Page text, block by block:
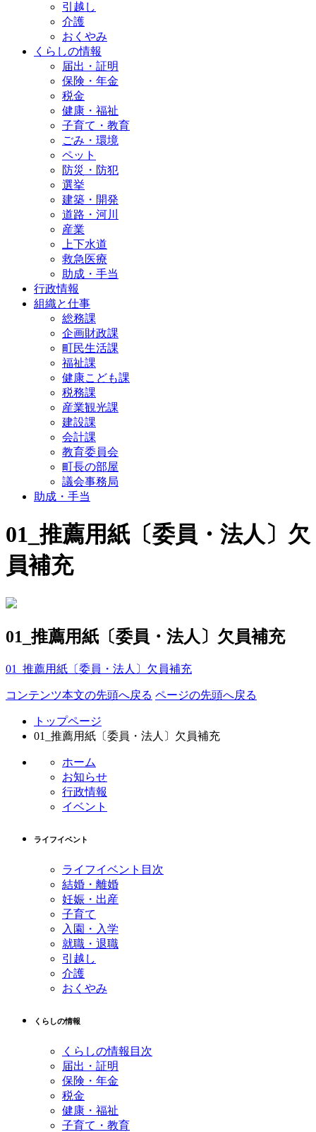
引越し
介護
おくやみ
くらしの情報
届出・証明
保険・年金
税金
健康・福祉
子育て・教育
ごみ・環境
ペット
防災・防犯
選挙
建築・開発
道路・河川
産業
上下水道
救急医療
助成・手当
行政情報
組織と仕事
総務課
企画財政課
町民生活課
福祉課
健康こども課
税務課
産業観光課
建設課
会計課
教育委員会
町長の部屋
議会事務局
助成・手当
01_推薦用紙〔委員・法人〕欠
員補充
01_推薦用紙〔委員・法人〕欠員補充
01_推薦用紙〔委員・法人〕欠員補充
コンテンツ本文の先頭へ戻る ページの先頭へ戻る
トップページ
01_推薦用紙〔委員・法人〕欠員補充
ホーム
お知らせ
行政情報
イベント
ライフイベント
ライフイベント目次
結婚・離婚
妊娠・出産
子育て
入園・入学
就職・退職
引越し
介護
おくやみ
くらしの情報
くらしの情報目次
届出・証明
保険・年金
税金
健康・福祉
子育て・教育